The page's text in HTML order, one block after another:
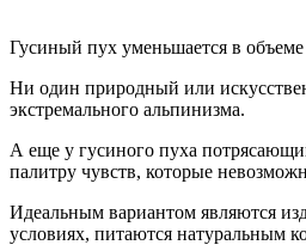
Гусиный пух уменьшается в
Ни один природный или
экстремального альпинизма.
А еще у гусиного пуха
палитру чувств, которые
Идеальным вариантом являются
условиях, питаются натуральным